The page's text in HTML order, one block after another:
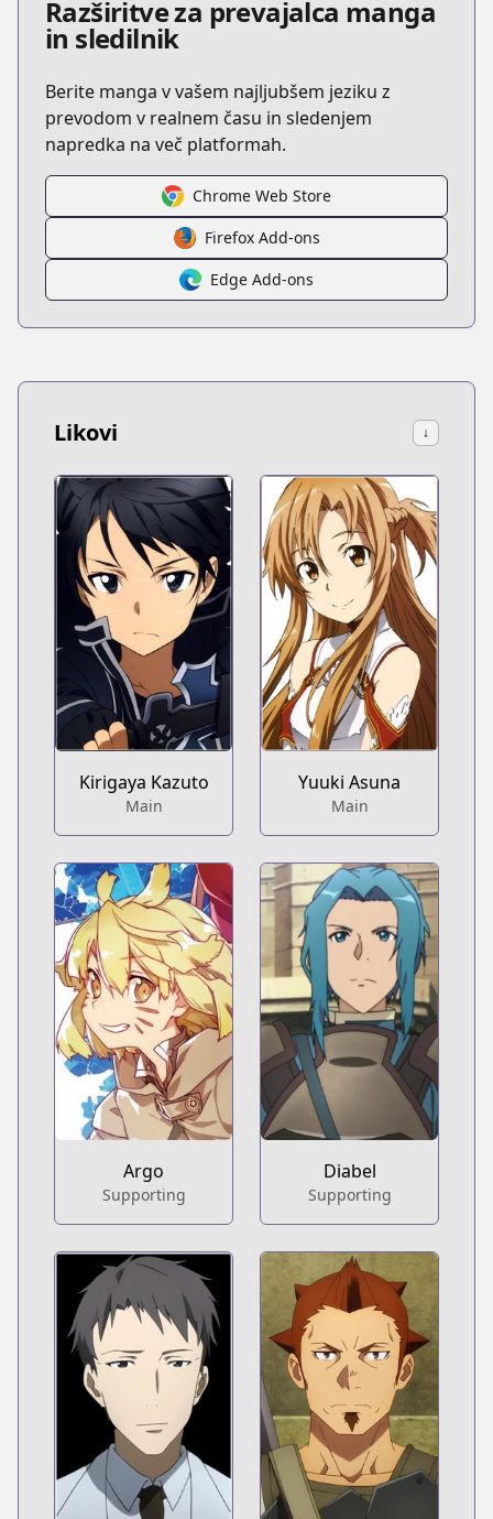
Razširitve za prevajalca manga
in sledilnik
Berite manga v vašem najljubšem jeziku z
prevodom v realnem času in sledenjem
napredka na več platformah.
Chrome Web Store
Firefox Add-ons
Edge Add-ons
Likovi ↓
Kirigaya Kazuto
Main
Yuuki Asuna
Main
Argo
Supporting
Diabel
Supporting